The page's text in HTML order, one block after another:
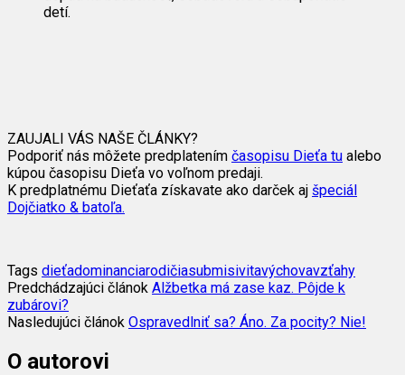
detí.
ZAUJALI VÁS NAŠE ČLÁNKY?
Podporiť nás môžete predplatením časopisu Dieťa tu alebo
kúpou časopisu Dieťa vo voľnom predaji.
K predplatnému Dieťaťa získavate ako darček aj špeciál
Dojčiatko & batoľa.
Tags dieťadominanciarodičiasubmisivitavýchovavzťahy
Predchádzajúci článok Alžbetka má zase kaz. Pôjde k
zubárovi?
Nasledujúci článok Ospravedlniť sa? Áno. Za pocity? Nie!
O autorovi